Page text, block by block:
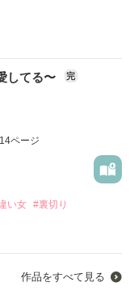
の実妹
してる〜 完
ページ
い女 #裏切り
作品をすべて見る